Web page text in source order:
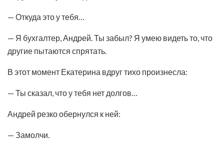
— Откуда это у тебя…
— Я бухгалтер, Андрей. Ты забыл? Я умею видеть то, что
другие пытаются спрятать.
В этот момент Екатерина вдруг тихо произнесла:
— Ты сказал, что у тебя нет долгов…
Андрей резко обернулся к ней:
— Замолчи.